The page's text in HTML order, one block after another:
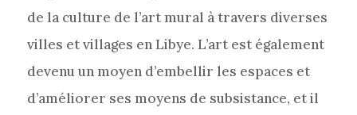
de la culture de l’art mural à travers diverses
villes et villages en Libye. L’art est également
devenu un moyen d’embellir les espaces et
d’améliorer ses moyens de subsistance, et il